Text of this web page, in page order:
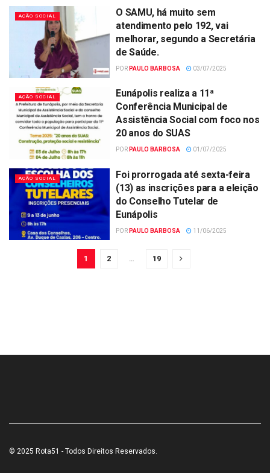
AÇÃO SOCIAL
O SAMU, há muito sem
atendimento pelo 192, vai
melhorar, segundo a Secretária
de Saúde.
POR PAULO BARBOSA 03/07/2025
AÇÃO SOCIAL
Eunápolis realiza a 11ª
Conferência Municipal de
Assistência Social com foco nos
20 anos do SUAS
POR PAULO BARBOSA 01/07/2025
AÇÃO SOCIAL
Foi prorrogada até sexta-feira
(13) as inscrições para a eleição
do Conselho Tutelar de
Eunápolis
POR PAULO BARBOSA 11/06/2025
1 2 … 19
© 2025 Rota51 - Todos Direitos Reservados.